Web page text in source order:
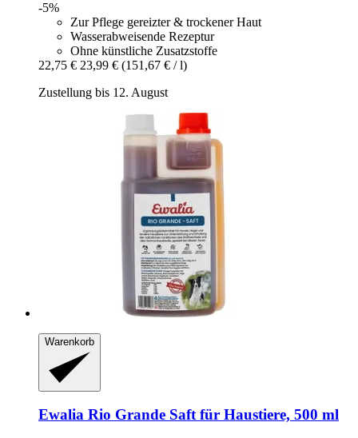
-5%
Zur Pflege gereizter & trockener Haut
Wasserabweisende Rezeptur
Ohne künstliche Zusatzstoffe
22,75 € 23,99 € (151,67 € / l)
Zustellung bis 12. August
Warenkorb
Ewalia Rio Grande Saft für Haustiere, 500 ml